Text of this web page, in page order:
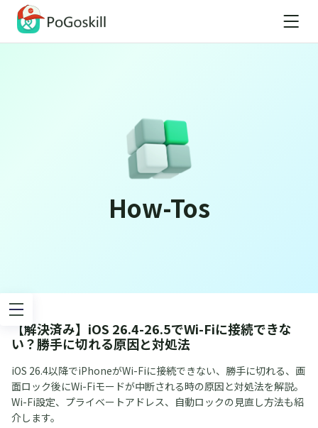
How-Tos
【解決済み】iOS 26.4-26.5でWi-Fiに接続できな
い？勝手に切れる原因と対処法
iOS 26.4以降でiPhoneがWi-Fiに接続できない、勝手に切れる、画
面ロック後にWi-Fiモードが中断される時の原因と対処法を解説。
Wi-Fi設定、プライベートアドレス、自動ロックの見直し方法も紹
介します。